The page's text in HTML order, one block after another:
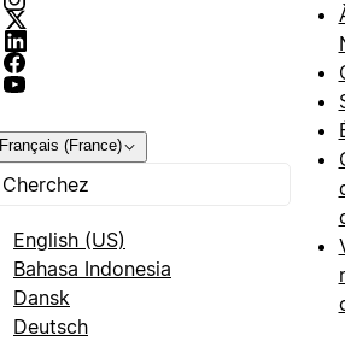
Français (France)
English (US)
Bahasa Indonesia
Dansk
Deutsch